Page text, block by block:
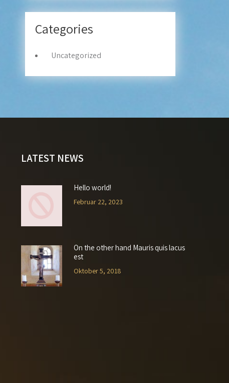
Categories
Uncategorized
LATEST NEWS
Hello world!
Februar 22, 2023
On the other hand Mauris quis lacus
est
Oktober 5, 2018